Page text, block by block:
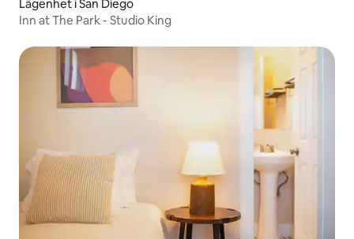
Lägenhet i San Diego
Inn at The Park - Studio King